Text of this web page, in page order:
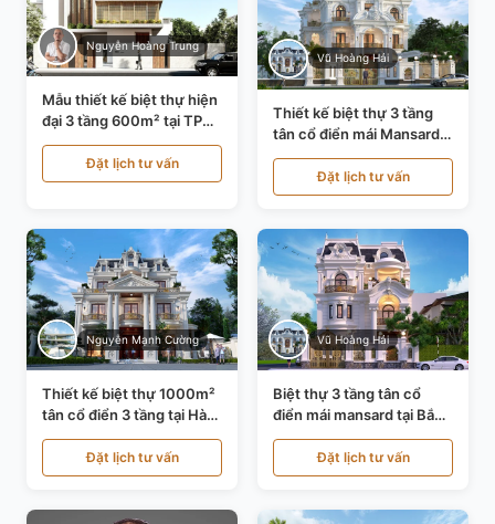
Nguyễn Hoàng Trung
Mẫu thiết kế biệt thự hiện
đại 3 tầng 600m² tại TP
Hồ Chí Minh KT24602
Đặt lịch tư vấn
Vũ Hoàng Hải
Thiết kế biệt thự 3 tầng
tân cổ điển mái Mansard
tại Thanh Hóa KT23104
Đặt lịch tư vấn
Nguyễn Mạnh Cường
Thiết kế biệt thự 1000m²
tân cổ điển 3 tầng tại Hà
Nội KT21010
Đặt lịch tư vấn
Vũ Hoàng Hải
Biệt thự 3 tầng tân cổ
điển mái mansard tại Bắc
Ninh KT21198
Đặt lịch tư vấn